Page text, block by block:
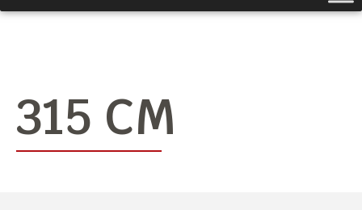
315 CM